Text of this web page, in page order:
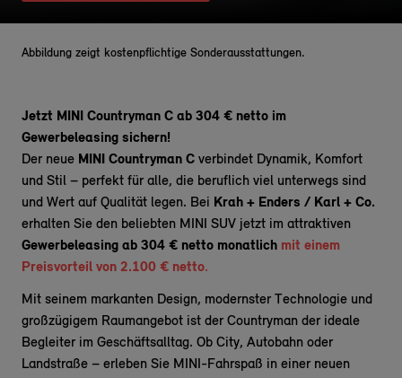
Abbildung zeigt kostenpflichtige Sonderausstattungen.
Jetzt MINI Countryman C ab 304 € netto im
Gewerbeleasing sichern!
Der neue MINI Countryman C verbindet Dynamik, Komfort
und Stil – perfekt für alle, die beruflich viel unterwegs sind
und Wert auf Qualität legen. Bei Krah + Enders / Karl + Co.
erhalten Sie den beliebten MINI SUV jetzt im attraktiven
Gewerbeleasing ab 304 € netto monatlich mit einem
Preisvorteil von 2.100 € netto.
Mit seinem markanten Design, modernster Technologie und
großzügigem Raumangebot ist der Countryman der ideale
Begleiter im Geschäftsalltag. Ob City, Autobahn oder
Landstraße – erleben Sie MINI-Fahrspaß in einer neuen